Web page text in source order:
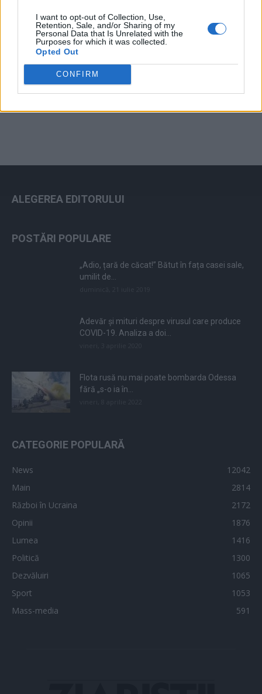
I want to opt-out of Collection, Use,
Retention, Sale, and/or Sharing of my
Personal Data that Is Unrelated with the
Purposes for which it was collected.
Opted Out
CONFIRM
ad
ALEGEREA EDITORULUI
POSTĂRI POPULARE
„Adio, țară de căcat!” Bătut în fața casei sale,
umilit de...
Adevăr și mituri despre virusul care produce
COVID-19. Analiza a doi...
Flota rusă nu mai poate bombarda Odessa
fără „s-o ia în...
CATEGORIE POPULARĂ
News
12042
Main
2814
Război în Ucraina
2172
Opinii
1876
Lumea
1416
Politică
1300
Dezvăluiri
1065
Sport
1053
Mass-media
591